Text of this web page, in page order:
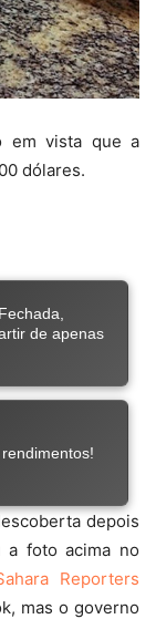
em vista que a
dólares.
depois
foto acima no
Reporters
mas o governo